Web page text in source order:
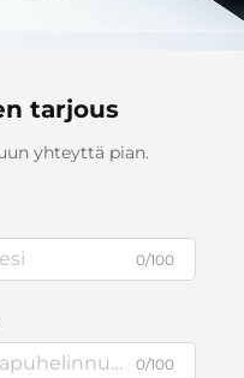
tarjous
yhteyttä pian.
0/100
0/100